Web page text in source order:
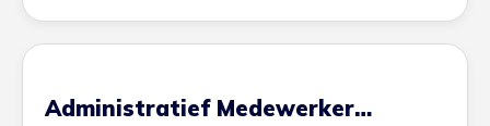
Administratief Medewerker